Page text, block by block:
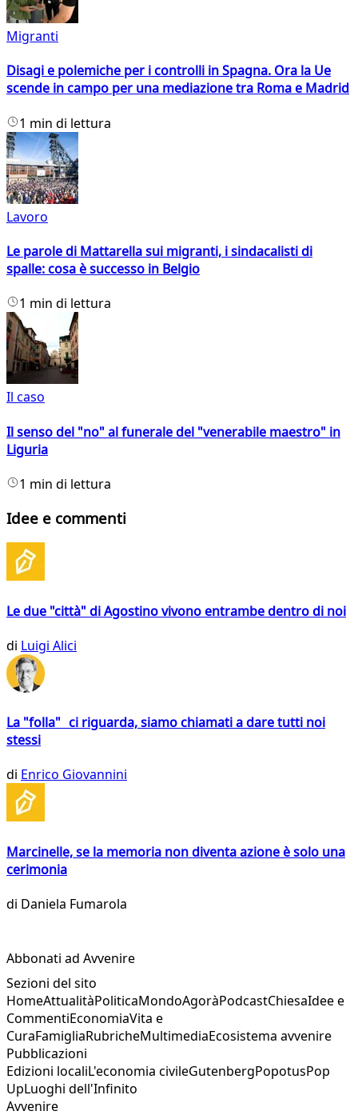
Migranti
Disagi e polemiche per i controlli in Spagna. Ora la Ue
scende in campo per una mediazione tra Roma e Madrid
1 min di lettura
Lavoro
Le parole di Mattarella sui migranti, i sindacalisti di
spalle: cosa è successo in Belgio
1 min di lettura
Il caso
Il senso del "no" al funerale del "venerabile maestro" in
Liguria
1 min di lettura
Idee e commenti
Le due "città" di Agostino vivono entrambe dentro di noi
di Luigi Alici
La "folla" ci riguarda, siamo chiamati a dare tutti noi
stessi
di Enrico Giovannini
Marcinelle, se la memoria non diventa azione è solo una
cerimonia
di Daniela Fumarola
Abbonati ad Avvenire
Sezioni del sito
HomeAttualitàPoliticaMondoAgoràPodcastChiesaIdee e
CommentiEconomiaVita e
CuraFamigliaRubricheMultimediaEcosistema avvenire
Pubblicazioni
Edizioni localiL'economia civileGutenbergPopotusPop
UpLuoghi dell'Infinito
Avvenire